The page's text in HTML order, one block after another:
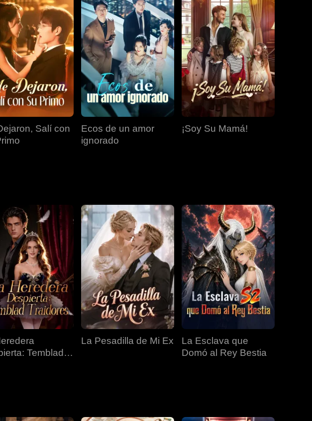
EP 22 EP 23 EP 24
EP 25 EP 26 EP 27
EP 34 EP 35 EP 36
EP 37 EP 38 EP 39
EP 40
Salí con
Ecos de un amor
ignorado
¡Soy Su Mamá!
Temblad
La Pesadilla de Mi Ex
La Esclava que
Domó al Rey Bestia